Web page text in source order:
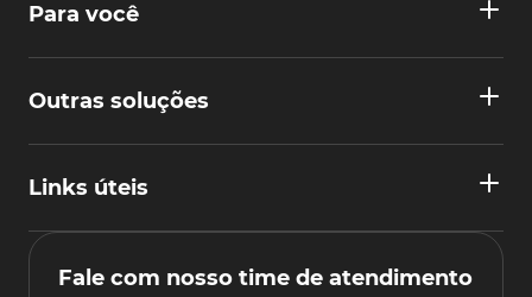
Para você
Outras soluções
Links úteis
Fale com nosso time de atendimento